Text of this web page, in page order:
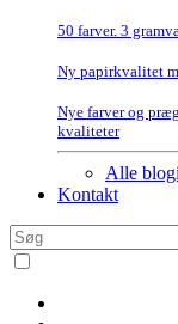
50 farver. 3
Ny papirkvalitet
Nye farver og
kvaliteter
Alle
Kontakt